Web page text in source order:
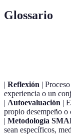
Glossario
| Reflexión |
experiencia o un
| Autoevaluación |
propio desempeño o
| Metodología
sean específicos,